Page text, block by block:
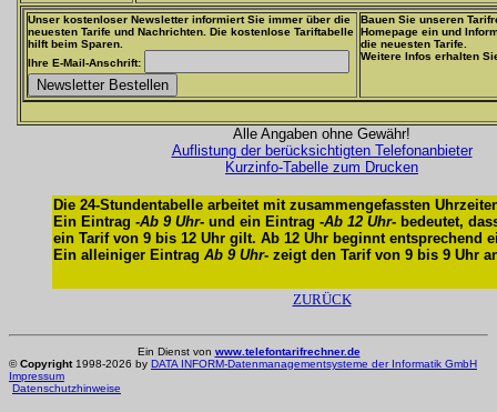
Unser kostenloser Newsletter informiert Sie immer über die
neuesten Tarife und Nachrichten. Die kostenlose Tariftabelle
hilft beim Sparen.
Ihre E-Mail-Anschrift:
Bauen Sie unseren
Homepage ein und
die neuesten Tarife.
Weitere Infos erhalten
Alle Angaben ohne Gewähr!
Auflistung der berücksichtigten Telefonanbieter
Kurzinfo-Tabelle zum Drucken
Die 24-Stundentabelle arbeitet mit zusammengefassten
Ein Eintrag -Ab 9 Uhr- und ein Eintrag -Ab 12 Uhr- bedeutet,
ein Tarif von 9 bis 12 Uhr gilt. Ab 12 Uhr beginnt entsprechend
Ein alleiniger Eintrag Ab 9 Uhr- zeigt den Tarif von 9 bis 9 Uhr
ZURÜCK
Ein Dienst von www.telefontarifrechner.de
©Copyright1998-2026 by DATA INFORM-Datenmanagementsysteme der Informatik GmbH
Impressum
Datenschutzhinweise